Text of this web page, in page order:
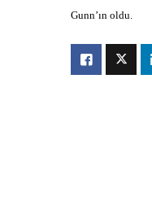
Gunn’ın oldu.